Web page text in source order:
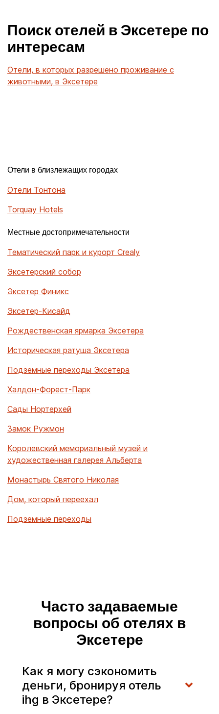
Поиск отелей в Эксетере по
интересам
Отели, в которых разрешено проживание с
животными, в Эксетере
Отели в близлежащих городах
Отели Тонтона
Torquay Hotels
Местные достопримечательности
Тематический парк и курорт Crealy
Эксетерский собор
Эксетер Финикс
Эксетер-Кисайд
Рождественская ярмарка Эксетера
Историческая ратуша Эксетера
Подземные переходы Эксетера
Халдон-Форест-Парк
Сады Нортерхей
Замок Ружмон
Королевский мемориальный музей и
художественная галерея Альберта
Монастырь Святого Николая
Дом, который переехал
Подземные переходы
Часто задаваемые
вопросы об отелях в
Эксетере
Как я могу сэкономить
деньги, бронируя отель
ihg в Эксетере?